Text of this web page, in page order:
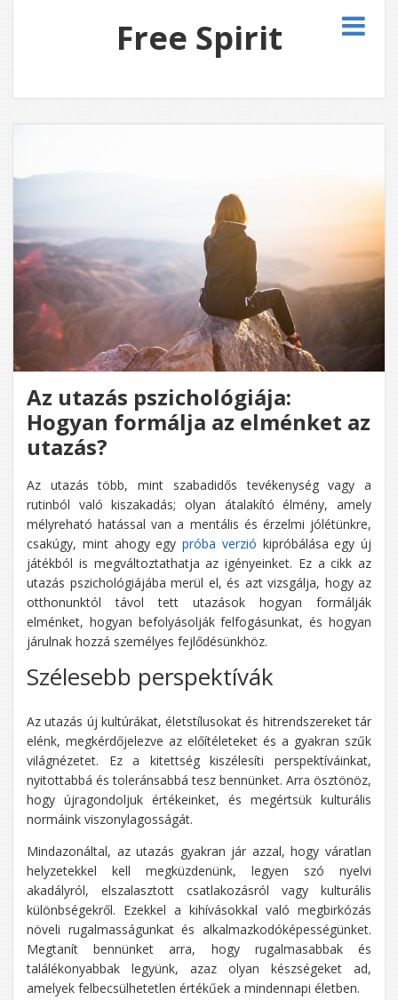
Free Spirit
Az utazás pszichológiája:
Hogyan formálja az elménket az
utazás?
Az utazás több, mint szabadidős tevékenység vagy a
rutinból való kiszakadás; olyan átalakító élmény, amely
mélyreható hatással van a mentális és érzelmi jólétünkre,
csakúgy, mint ahogy egy próba verzió kipróbálása egy új
játékból is megváltoztathatja az igényeinket. Ez a cikk az
utazás pszichológiájába merül el, és azt vizsgálja, hogy az
otthonunktól távol tett utazások hogyan formálják
elménket, hogyan befolyásolják felfogásunkat, és hogyan
járulnak hozzá személyes fejlődésünkhöz.
Szélesebb perspektívák
Az utazás új kultúrákat, életstílusokat és hitrendszereket tár
elénk, megkérdőjelezve az előítéleteket és a gyakran szűk
világnézetet. Ez a kitettség kiszélesíti perspektíváinkat,
nyitottabbá és toleránsabbá tesz bennünket. Arra ösztönöz,
hogy újragondoljuk értékeinket, és megértsük kulturális
normáink viszonylagosságát.
Mindazonáltal, az utazás gyakran jár azzal, hogy váratlan
helyzetekkel kell megküzdenünk, legyen szó nyelvi
akadályról, elszalasztott csatlakozásról vagy kulturális
különbségekről. Ezekkel a kihívásokkal való megbirkózás
növeli rugalmasságunkat és alkalmazkodóképességünket.
Megtanít bennünket arra, hogy rugalmasabbak és
találékonyabbak legyünk, azaz olyan készségeket ad,
amelyek felbecsülhetetlen értékűek a mindennapi életben.